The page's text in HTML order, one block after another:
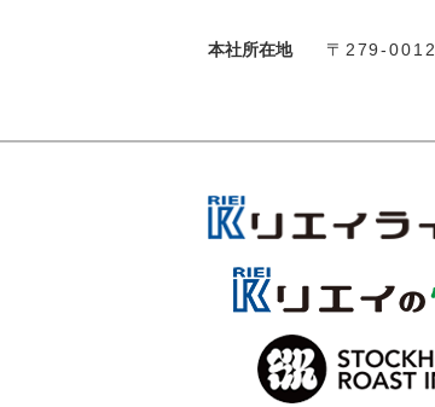
本社所在地 〒279-0012